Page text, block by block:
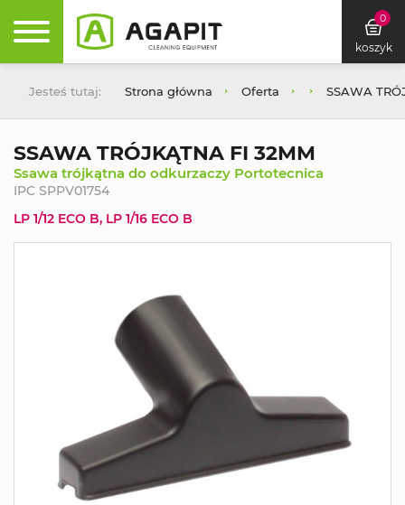
0
koszyk
Jesteś tutaj: Strona główna Oferta SSAWA
SSAWA TRÓJKĄTNA FI 32MM
Ssawa trójkątna do odkurzaczy Portotecnica
IPC SPPV01754
LP 1/12 ECO B, LP 1/16 ECO B